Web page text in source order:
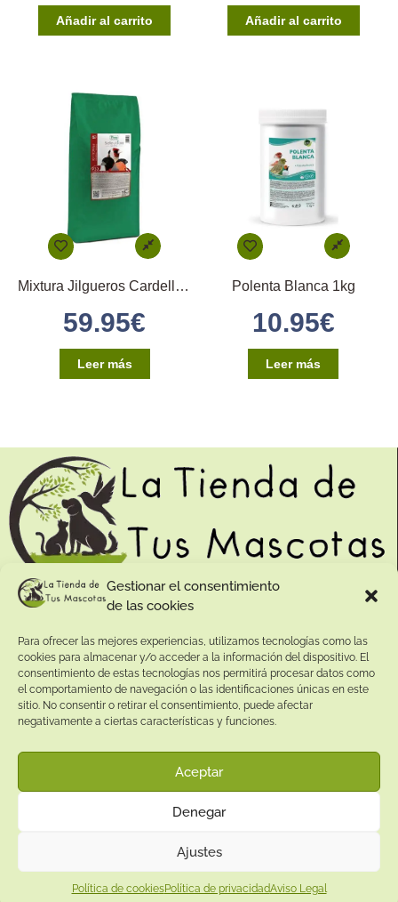
Gestionar el consentimiento
de las cookies
Para ofrecer las mejores experiencias, utilizamos tecnologías como las
cookies para almacenar y/o acceder a la información del dispositivo. El
consentimiento de estas tecnologías nos permitirá procesar datos como
el comportamiento de navegación o las identificaciones únicas en este
sitio. No consentir o retirar el consentimiento, puede afectar
negativamente a ciertas características y funciones.
Aceptar
Denegar
Ajustes
Política de cookiesPolítica de privacidadAviso Legal
Añadir al carrito Añadir al carrito
Mixtura Jilgueros Cardellini extra 15kg (Pineta)
59.95€
Leer más
Polenta Blanca 1kg
10.95€
Leer más
Contacto:
Dirección:
Calle Pepe Jiménez 19, Rute, 14950 Códoba. España
Teléfono:
+34641081328
Email:
info@latiendadetusmascotas.com
Enlaces de interés:
Aviso Legal
Política de privacidad